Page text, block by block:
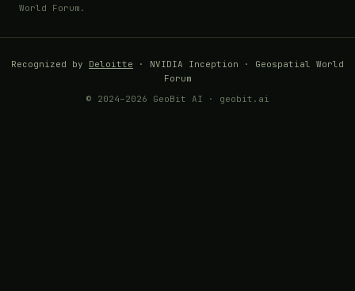
World Forum.
Recognized by Deloitte · NVIDIA Inception · Geospatial World
Forum
© 2024–2026 GeoBit AI · geobit.ai